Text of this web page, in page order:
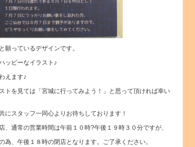
願っているデザインです。
ッピーなイラスト♪
えます♪
トを見ては「宮城に行ってみよう！」と思って頂ければ幸い
にスタッフ一同心よりお待ちしております！
、通常の営業時間は午前１０時?午後１９時３０分ですが、
為、午後１８時の閉店となります。ご了承ください。